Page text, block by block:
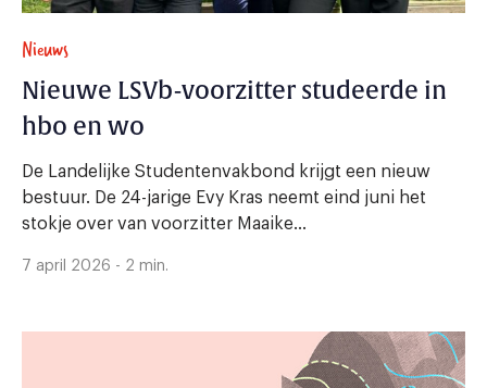
Nieuws
Nieuwe LSVb-voorzitter studeerde in
hbo en wo
De Landelijke Studentenvakbond krijgt een nieuw
bestuur. De 24-jarige Evy Kras neemt eind juni het
stokje over van voorzitter Maaike...
7 april 2026 - 2 min.